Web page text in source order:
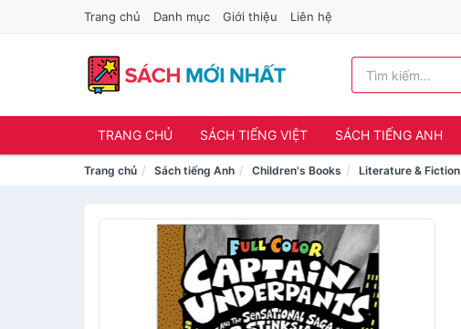
Trang chủ Danh mục Giới thiệu Liên hệ
TRANG CHỦ SÁCH TIẾNG VIỆT SÁCH TIẾNG ANH
Trang chủ Sách tiếng Anh Children's Books Literature & Fiction